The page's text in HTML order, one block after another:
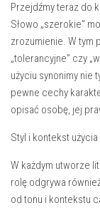
Przejdźmy teraz do
Słowo „szerokie”
zrozumienie. W tym
„tolerancyjne” czy
użyciu synonimy nie
pewne cechy
opisać osobę, jej
Styl i kontekst
W każdym utworze
rolę odgrywa
od tonu i kontekstu